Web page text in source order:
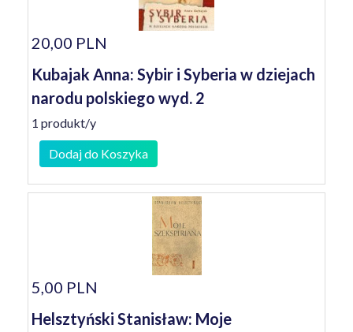
20,00 PLN
Kubajak Anna: Sybir i Syberia w dziejach
narodu polskiego wyd. 2
1 produkt/y
Dodaj do Koszyka
5,00 PLN
Helsztyński Stanisław: Moje